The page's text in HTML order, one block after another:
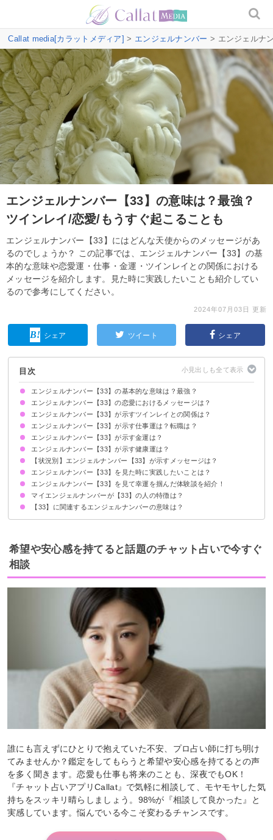
Callat media[カラットメディア] > エンジェルナンバー > エンジェルナ
エンジェルナンバー【33】の意味は？最強？
ツインレイ/恋愛/もうすぐ起こることも
エンジェルナンバー【33】にはどんな天使からのメッセージがあ
るのでしょうか？ この記事では、エンジェルナンバー【33】の基
本的な意味や恋愛運・仕事・金運・ツインレイとの関係における
メッセージを紹介します。見た時に実践したいことも紹介してい
るので参考にしてください。
2024年07月03日 更新
シェア ツイート シェア
目次
エンジェルナンバー【33】の基本的な意味は？最強？
もうすぐ願いが叶う前兆です
エンジェルナンバー【33】の恋愛におけるメッセージは？
片思いしている時
復縁したい時
恋人との関係について
結婚を考えている場合
別れ・離婚したい時
エンジェルナンバー【33】が示すツインレイとの関係は？
2人で切磋琢磨するのが大切
サイレント期間の場合
エンジェルナンバー【33】が示す仕事運は？転職は？
エンジェルナンバー【33】が示す金運は？
エンジェルナンバー【33】が示す健康運は？
【状況別】エンジェルナンバー【33】が示すメッセージは？
夜中に【33】を見る場合
何度もよく【33】を見る場合
時計で【33】を見る場合
レシートで【33】を見る場合
電話番号で【33】を見る場合
車のナンバープレートで【33】を見る場合
エンジェルナンバー【33】を見た時に実践したいことは？
瞑想をする
ありのままの自分を受け入れる
【33】の待ち受けを設定する
エンジェルナンバー【33】を見て幸運を掴んだ体験談を紹介！
恋人と自然体でいられるようになった
感情をコントロールできるようになった
恋人との関係が深まった
マイエンジェルナンバーが【33】の人の特徴は？
マイエンジェルナンバーの計算方法
マイエンジェルナンバーが【33】の人の性格
マイエンジェルナンバー【33】の人の前世
マイエンジェルナンバーが【33】の人と相性がいい人
【33】に関連するエンジェルナンバーの意味は？
エンジェルナンバー【3】
エンジェルナンバー【333】
希望や安心感を持てると話題のチャット占いで今すぐ
相談
誰にも言えずにひとりで抱えていた不安、プロ占い師に打ち明け
てみませんか？鑑定をしてもらうと希望や安心感を持てるとの声
を多く聞きます。恋愛も仕事も将来のことも、深夜でもOK！
『チャット占いアプリCallat』で気軽に相談して、モヤモヤした気
持ちをスッキリ晴らしましょう。98%が『相談して良かった』と
実感しています。悩んでいる今こそ変わるチャンスです。